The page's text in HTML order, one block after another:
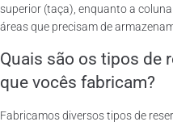
superior (taça), enquanto a
áreas que precisam de
Quais são os tipos de
que vocês fabricam?
Fabricamos diversos tipos de